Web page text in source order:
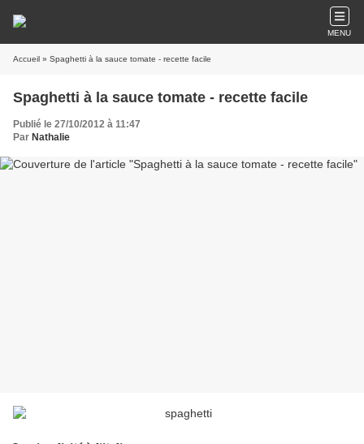
MENU
Accueil » Spaghetti à la sauce tomate - recette facile
Spaghetti à la sauce tomate - recette facile
Publié le 27/10/2012 à 11:47
Par Nathalie